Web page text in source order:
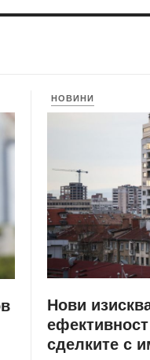
НОВИНИ
Нови
сделките с